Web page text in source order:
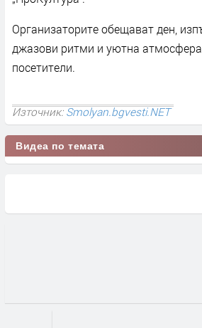
Организаторите обещават ден,
джазови ритми и уютна атмосфера
посетители.
Източник:Smolyan.bgvesti.NET
Видеа по темата